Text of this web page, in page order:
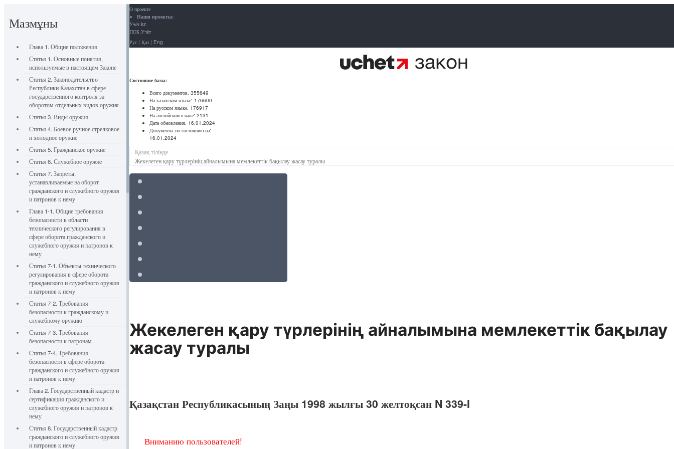
Мазмұны
Глава 1. Общие положения
Статья 1. Основные понятия,
используемые в настоящем Законе
Статья 2. Законодательство
Республики Казахстан в сфере
государственного контроля за
оборотом отдельных видов оружия
Статья 3. Виды оружия
Статья 4. Боевое ручное стрелковое
и холодное оружие
Статья 5. Гражданское оружие
Статья 6. Служебное оружие
Статья 7. Запреты,
устанавливаемые на оборот
гражданского и служебного оружия
и патронов к нему
Глава 1-1. Общие требования
безопасности в области
технического регулирования в
сфере оборота гражданского и
служебного оружия и патронов к
нему
Статья 7-1. Объекты технического
регулирования в сфере оборота
гражданского и служебного оружия
и патронов к нему
Статья 7-2. Требования
безопасности к гражданскому и
служебному оружию
Статья 7-3. Требования
безопасности к патронам
Статья 7-4. Требования
безопасности в сфере оборота
гражданского и служебного оружия
и патронов к нему
Глава 2. Государственный кадастр и
сертификация гражданского и
служебного оружия и патронов к
нему
Статья 8. Государственный кадастр
гражданского и служебного оружия
и патронов к нему
О проекте
Наши проекты:
Учёт.kz
ПОБ.Учёт
Рус | Қаз | Eng
Состояние базы:
Всего документов: 355649
На казахском языке: 176600
На русском языке: 176917
На английском языке: 2131
Дата обновления: 16.01.2024
Документы по состоянию на:
16.01.2024
Қазақ тілінде
Жекелеген қару түрлерінің айналымына мемлекеттік бақылау жасау туралы
Жекелеген қару түрлерінің айналымына мемлекеттік бақылау
жасау туралы
Қазақстан Республикасының Заңы 1998 жылғы 30 желтоқсан N 339-I
Вниманию пользователей!